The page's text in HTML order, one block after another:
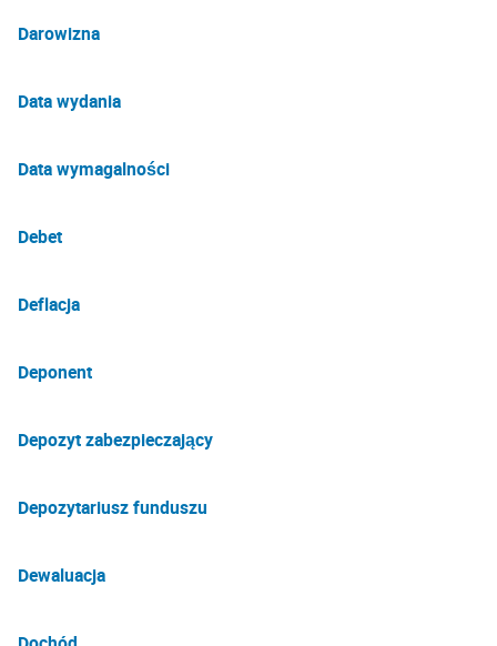
Darowizna
Data wydania
Data wymagalności
Debet
Deflacja
Deponent
Depozyt zabezpieczający
Depozytariusz funduszu
Dewaluacja